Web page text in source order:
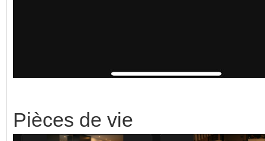
Pièces de vie